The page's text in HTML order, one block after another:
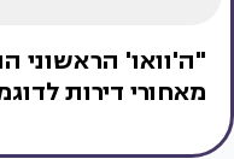
"ה'וואו' הראשוני
מאחורי דירות